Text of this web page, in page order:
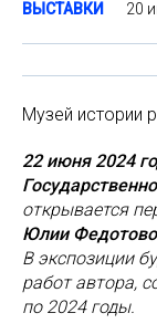
ВЫСТАВКИ 20
Музей истории
22 июня 2024
открывается
Юлии
В экспозиции
работ автора,
по 2024 годы.